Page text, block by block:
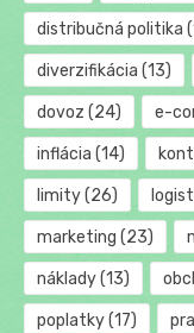
distribučná politika
diverzifikácia (13)
dovoz (24) e-
inflácia (14)
limity(26)
marketing (23)
náklady(13)
poplatky(17)